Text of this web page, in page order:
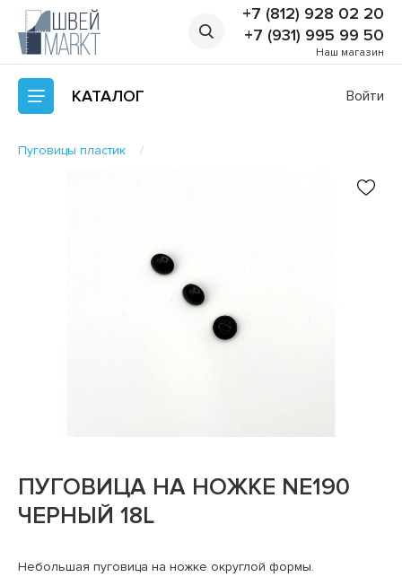
+7 (812) 928 02 20
+7 (931) 995 99 50
Наш магазин
КАТАЛОГ Войти
Пуговицы пластик
ПУГОВИЦА НА НОЖКЕ NE190
ЧЕРНЫЙ 18L
Небольшая пуговица на ножке округлой формы.